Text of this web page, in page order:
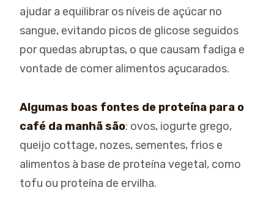
ajudar a equilibrar os níveis de açúcar no
sangue, evitando picos de glicose seguidos
por quedas abruptas, o que causam fadiga e
vontade de comer alimentos açucarados.
Algumas boas fontes de proteína para o
café da manhã são: ovos, iogurte grego,
queijo cottage, nozes, sementes, frios e
alimentos à base de proteína vegetal, como
tofu ou proteína de ervilha.